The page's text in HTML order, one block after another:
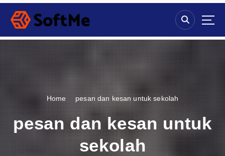
S
p
Home pesan dan kesan untuk sekolah
pesan dan kesan untuk
sekolah